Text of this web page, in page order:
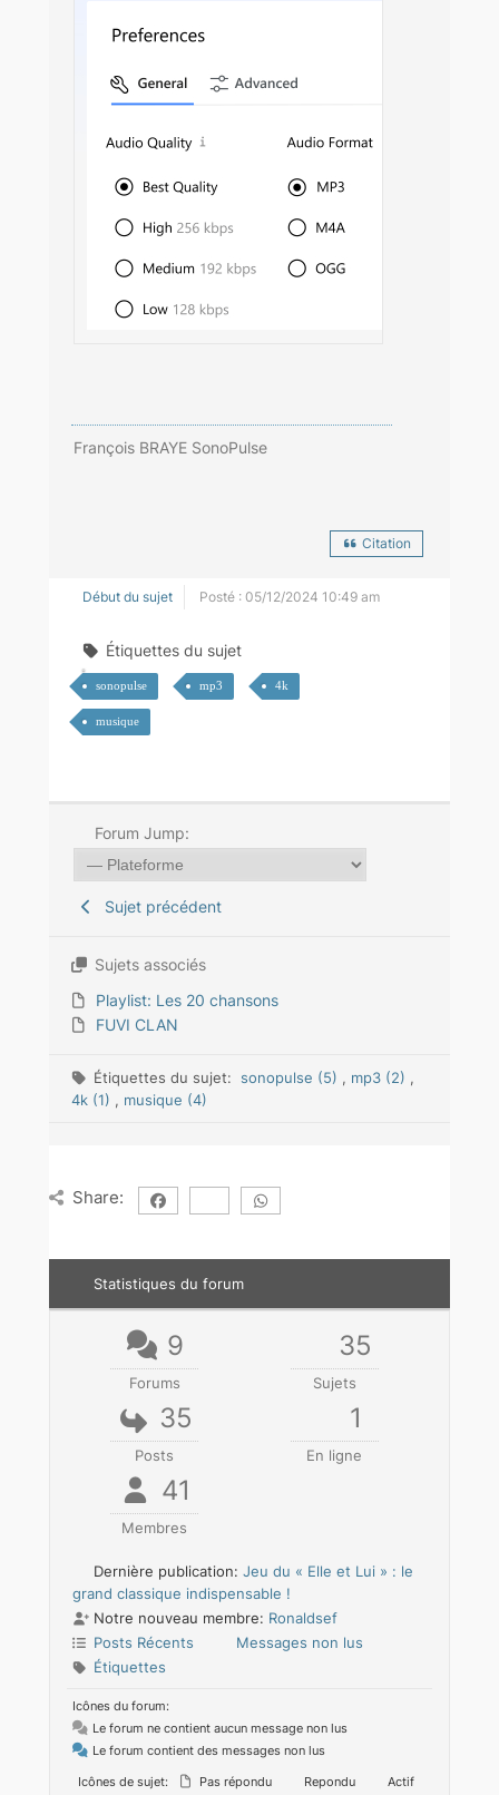
François BRAYE SonoPulse
Citation
Début du sujet Posté : 05/12/2024 10:49 am
Étiquettes du sujet
sonopulse mp3 4k
musique
Forum Jump:
Sujet précédent
Sujets associés
Playlist: Les 20 chansons
FUVI CLAN
Étiquettes du sujet:sonopulse (5) , mp3 (2) ,
4k (1) , musique (4)
Share:
Statistiques du forum
9
Forums
35
Sujets
35
Posts
1
En ligne
41
Membres
Dernière publication: Jeu du « Elle et Lui » : le
grand classique indispensable !
Notre nouveau membre: Ronaldsef
Posts Récents
Messages non lus
Étiquettes
Icônes du forum:
Le forum ne contient aucun message non lus
Le forum contient des messages non lus
Icônes de sujet:
Pas répondu Repondu
Actif